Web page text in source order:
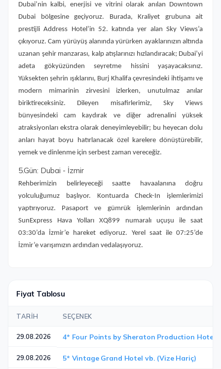
Dubai’nin kalbi, enerjisi ve vitrini olarak anılan Downtown
Dubai bölgesine geçiyoruz. Burada, Kraliyet grubuna ait
prestijli Address Hotel’in 52. katında yer alan Sky Views’a
çıkıyoruz. Cam yürüyüş alanında yürürken ayaklarınızın altında
uzanan şehir manzarası, kalp atışlarınızı hızlandıracak; Dubai’yi
adeta gökyüzünden seyretme hissini yaşayacaksınız.
Yüksekten şehrin ışıklarını, Burj Khalifa çevresindeki ihtişamı ve
modern mimarinin zirvesini izlerken, unutulmaz anılar
biriktireceksiniz. Dileyen misafirlerimiz, Sky Views
bünyesindeki cam kaydırak ve diğer adrenalini yüksek
atraksiyonları ekstra olarak deneyimleyebilir; bu heyecan dolu
anları hayat boyu hatırlanacak özel karelere dönüştürebilir,
yemek ve dinlenme için serbest zaman vereceğiz.
5.Gün: Dubai - İzmir
Rehberimizin belirleyeceği saatte havaalanına doğru
yolculuğumuz başlıyor. Kontuarda Check-In işlemlerimizi
yaptırıyoruz. Pasaport ve gümrük işlemlerinin ardından
SunExpress Hava Yolları XQ899 numaralı uçuşu ile saat
03:30’da İzmir’e hareket ediyoruz. Yerel saat ile 07:25’de
İzmir’e varışımızın ardından vedalaşıyoruz.
Fiyat Tablosu
TARIH SEÇENEK
29.08.2026 4* Four Points by Sheraton Production Hotel
29.08.2026 5* Vintage Grand Hotel vb. (Vize Hariç)